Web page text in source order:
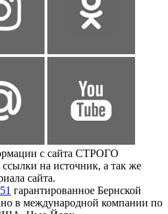
с сайта СТРОГО
на источник, а так же
сайта.
гарантированное Бернской
в международной компании по